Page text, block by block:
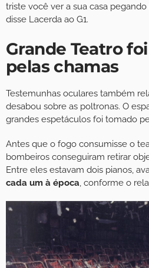
triste você ver a sua casa pegando
disse Lacerda ao G1.
Grande Teatro
pelas chamas
Testemunhas oculares também
desabou sobre as poltronas. O
grandes espetáculos foi tomado
Antes que o fogo consumisse o
bombeiros conseguiram retirar
Entre eles estavam dois pianos,
cada um à época, conforme o